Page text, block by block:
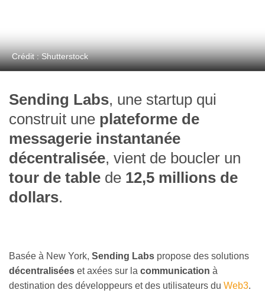
Crédit : Shutterstock
Sending Labs, une startup qui
construit une plateforme de
messagerie instantanée
décentralisée, vient de boucler un
tour de table de 12,5 millions de
dollars.
Basée à New York, Sending Labs propose des solutions
décentralisées et axées sur la communication à
destination des développeurs et des utilisateurs du Web3.